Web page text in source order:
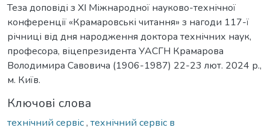
Теза доповіді з ХІ Міжнародної науково-технічної
конференції «Крамаровські читання» з нагоди 117-ї
річниці від дня народження доктора технічних наук,
професора, віцепрезидента УАСГН Крамарова
Володимира Савовича (1906-1987) 22-23 лют. 2024 р.,
м. Київ.
Ключові слова
технічний сервіс, технічний сервіс в